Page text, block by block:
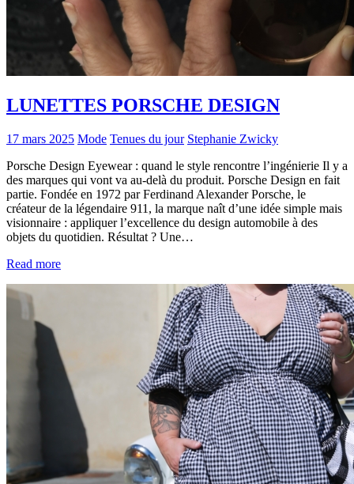
LUNETTES PORSCHE DESIGN
17 mars 2025 Mode Tenues du jour Stephanie Zwicky
Porsche Design Eyewear : quand le style rencontre l’ingénierie Il y a
des marques qui vont va au-delà du produit. Porsche Design en fait
partie. Fondée en 1972 par Ferdinand Alexander Porsche, le
créateur de la légendaire 911, la marque naît d’une idée simple mais
visionnaire : appliquer l’excellence du design automobile à des
objets du quotidien. Résultat ? Une…
Read more